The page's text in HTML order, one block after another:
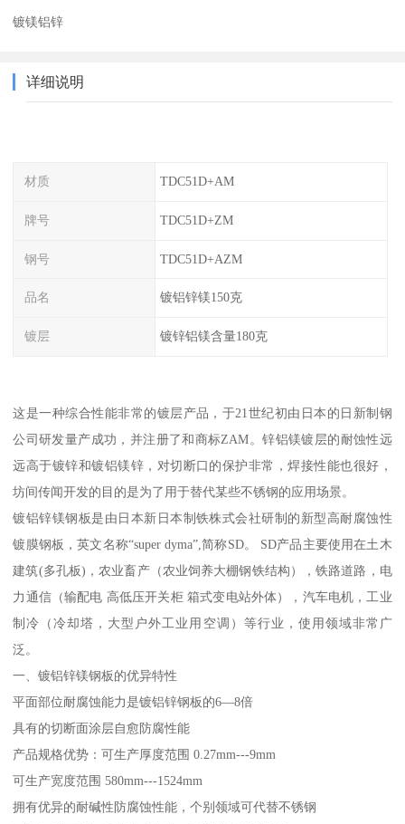
镀镁铝锌
详细说明
材质 TDC51D+AM
牌号 TDC51D+ZM
钢号 TDC51D+AZM
品名 镀铝锌镁150克
镀层 镀锌铝镁含量180克
这是一种综合性能非常的镀层产品，于21世纪初由日本的日新制钢
公司研发量产成功，并注册了和商标ZAM。锌铝镁镀层的耐蚀性远
远高于镀锌和镀铝镁锌，对切断口的保护非常，焊接性能也很好，
坊间传闻开发的目的是为了用于替代某些不锈钢的应用场景。
镀铝锌镁钢板是由日本新日本制铁株式会社研制的新型高耐腐蚀性
镀膜钢板，英文名称“super dyma”,简称SD。 SD产品主要使用在土木
建筑(多孔板)，农业畜产（农业饲养大棚钢铁结构），铁路道路，电
力通信（输配电 高低压开关柜 箱式变电站外体），汽车电机，工业
制冷（冷却塔，大型户外工业用空调）等行业，使用领域非常广
泛。
一、镀铝锌镁钢板的优异特性
平面部位耐腐蚀能力是镀铝锌钢板的6—8倍
具有的切断面涂层自愈防腐性能
产品规格优势：可生产厚度范围 0.27mm---9mm
可生产宽度范围 580mm---1524mm
拥有优异的耐碱性防腐蚀性能，个别领域可代替不锈钢